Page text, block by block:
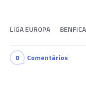
LIGA EUROPA BENFICA
0 Comentários